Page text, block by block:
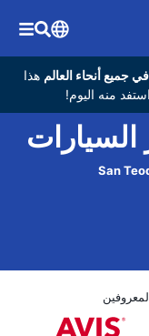
هذا